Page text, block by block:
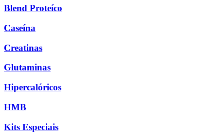
Blend Proteíco
Caseína
Creatinas
Glutaminas
Hipercalóricos
HMB
Kits Especiais